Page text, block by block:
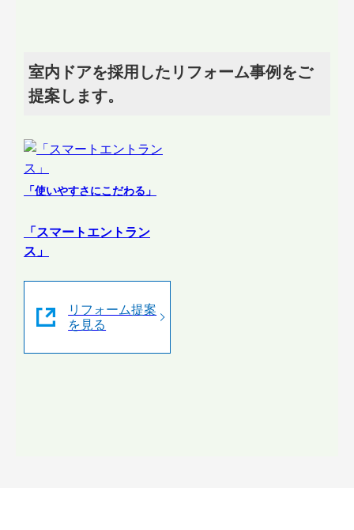
室内ドアを採用したリフォーム事例をご
提案します。
「使いやすさにこだわる」
「スマートエントラン
ス」
リフォーム提案
を見る